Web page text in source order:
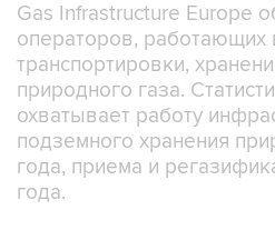
Gas Infrastructure Europe
операторов, работающих
транспортировки,
природного газа.
охватывает работу
подземного хранения
года, приема и
года.